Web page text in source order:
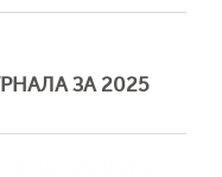
ЗА 2025